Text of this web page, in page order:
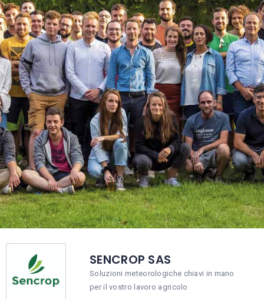
SENCROP SAS
Soluzioni meteorologiche chiavi in mano
per il vostro lavoro agricolo